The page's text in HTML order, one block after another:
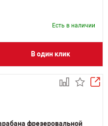
Есть в наличии
В один клик